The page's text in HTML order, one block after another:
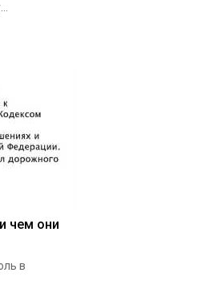
чем они
в